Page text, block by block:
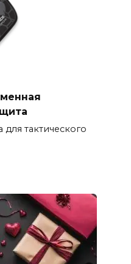
для тактического